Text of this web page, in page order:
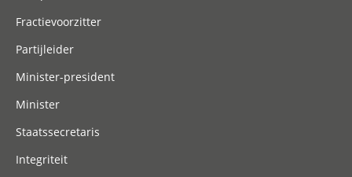
Fractievoorzitter
Partijleider
Minister-president
Minister
Staatssecretaris
Integriteit